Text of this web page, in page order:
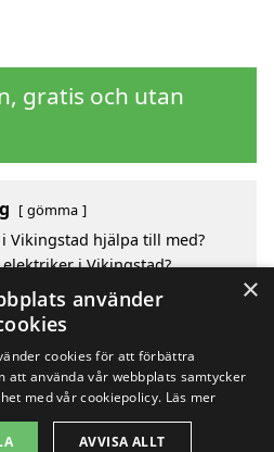
gratis och utan
gömma
Vikingstad hjälpa till med?
i Vikingstad?
elektriker i Vikingstad
i de omgivande
- Pilanto Aps
×
använder
cookies för att förbättra
att använda vår webbplats samtycker
med vår cookiepolicy. Läs mer
AVVISA ALLT